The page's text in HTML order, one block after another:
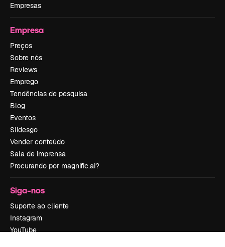
Empresas
Empresa
Preços
Sobre nós
Reviews
Emprego
Tendências de pesquisa
Blog
Eventos
Slidesgo
Vender conteúdo
Sala de imprensa
Procurando por magnific.ai?
Siga-nos
Suporte ao cliente
Instagram
YouTube